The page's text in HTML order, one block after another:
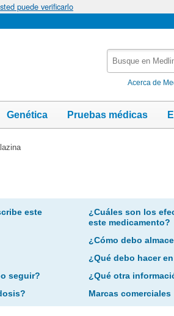
puede verificarlo
MedlinePlus
Acerca de
Genética Pruebas médicas
este
seguir?
¿Cuáles son los
este medicamento?
¿Cómo debo
¿Qué debo hacer
¿Qué otra
Marcas comerciales